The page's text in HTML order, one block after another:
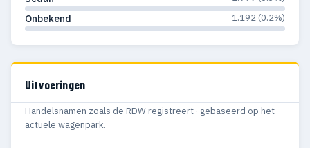
1965 11
1964 32 16
1962 28 17
Onbekend 1.192 (0.2%)
Uitvoeringen
Handelsnamen zoals de RDW registreert · gebaseerd op het
actuele wagenpark.